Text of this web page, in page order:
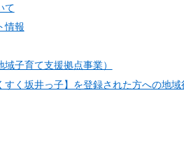
て
情報
子育て支援拠点事業）
すく坂井っ子】を登録された方への地